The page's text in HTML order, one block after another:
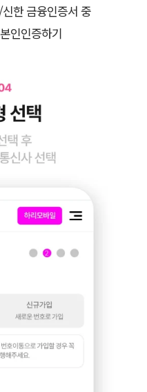
한 금융인증서 중
인인증하기